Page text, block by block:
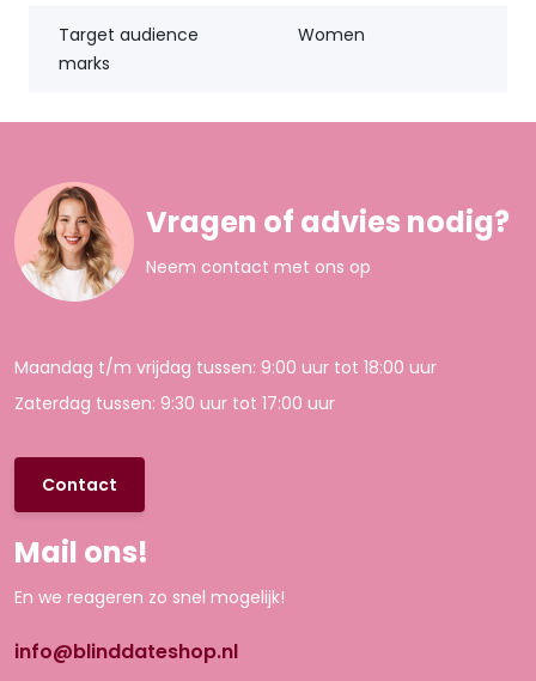
Target audience
marks
Women
Vragen of advies nodig?
Neem contact met ons op
Maandag t/m vrijdag tussen: 9:00 uur tot 18:00 uur
Zaterdag tussen: 9:30 uur tot 17:00 uur
Contact
Mail ons!
En we reageren zo snel mogelijk!
info@blinddateshop.nl